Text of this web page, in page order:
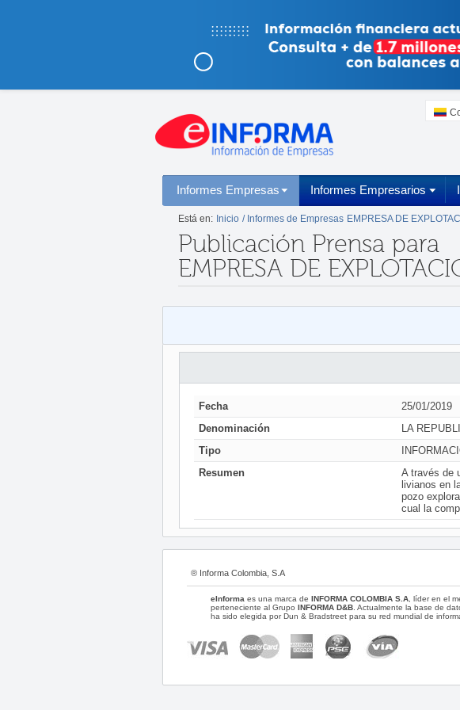
Informes Empresas Informes Empresarios
Está en: Inicio / Informes de Empresas EMPRESA DE
Publicación Prensa para
EMPRESA DE
Fecha
25/01/2019
Denominación
LA
Tipo
Resumen
A través de
livianos en
pozo
cual la
® Informa Colombia, S.A
eInforma es una marca de INFORMA COLOMBIA S.A , líder en el
perteneciente al Grupo INFORMA D&B . Actualmente la base de
ha sido elegida por Dun & Bradstreet para su red mundial de